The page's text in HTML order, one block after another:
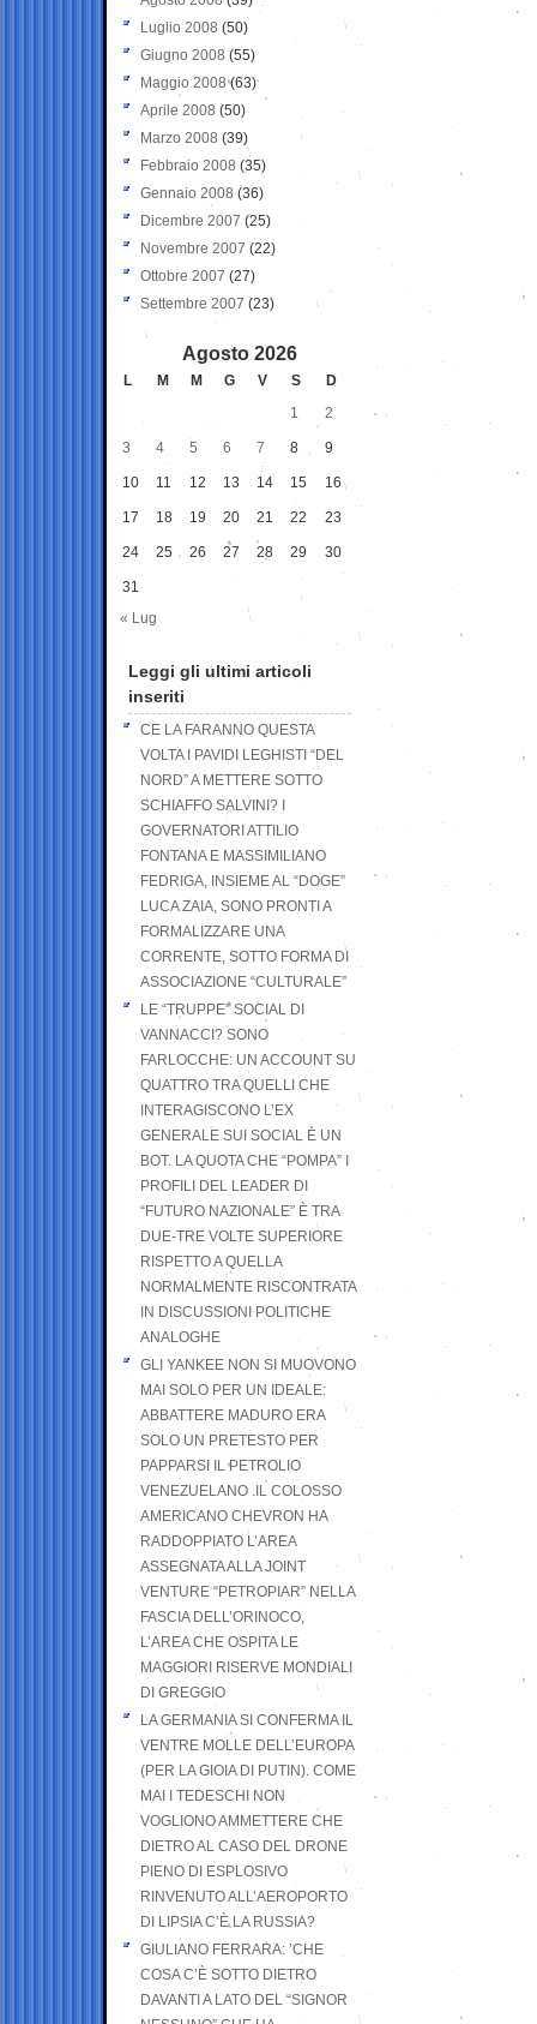
Luglio 2008 (50)
Giugno 2008 (55)
Maggio 2008(63)
Aprile 2008 (50)
Marzo 2008 (39)
Febbraio 2008 (35)
Gennaio 2008 (36)
Dicembre 2007 (25)
Novembre 2007 (22)
Ottobre 2007 (27)
Settembre 2007 (23)
Agosto 2026
L M M G V S
D
1
2
3 4 5 6 7 8 9
10 11 12 13 14 15 16
17 18 19 20 21 22 23
24 25 26 27 28 29 30
31
« Lug
Leggi gli ultimi articoli
inseriti
CE LA FARANNO QUESTA
VOLTA I PAVIDI LEGHISTI “DEL
NORD” A METTERE SOTTO
SCHIAFFO SALVINI? I
GOVERNATORI ATTILIO
FONTANA E MASSIMILIANO
FEDRIGA, INSIEME AL “DOGE”
LUCA ZAIA, SONO PRONTI A
FORMALIZZARE UNA
CORRENTE, SOTTO FORMA DI
ASSOCIAZIONE “CULTURALE”
LE “TRUPPE” SOCIAL DI
VANNACCI? SONO
FARLOCCHE: UN ACCOUNT SU
QUATTRO TRA QUELLI CHE
INTERAGISCONO L’EX
GENERALE SUI SOCIAL È UN
BOT. LA QUOTA CHE “POMPA” I
PROFILI DEL LEADER DI
“FUTURO NAZIONALE” È TRA
DUE-TRE VOLTE SUPERIORE
RISPETTO A QUELLA
NORMALMENTE RISCONTRATA
IN DISCUSSIONI POLITICHE
ANALOGHE
GLI YANKEE NON SI MUOVONO
MAI SOLO PER UN IDEALE:
ABBATTERE MADURO ERA
SOLO UN PRETESTO PER
PAPPARSI IL PETROLIO
VENEZUELANO .IL COLOSSO
AMERICANO CHEVRON HA
RADDOPPIATO L’AREA
ASSEGNATA ALLA JOINT
VENTURE “PETROPIAR” NELLA
FASCIA DELL’ORINOCO,
L’AREA CHE OSPITA LE
MAGGIORI RISERVE MONDIALI
DI GREGGIO
LA GERMANIA SI CONFERMA IL
VENTRE MOLLE DELL’EUROPA
(PER LA GIOIA DI PUTIN). COME
MAI I TEDESCHI NON
VOGLIONO AMMETTERE CHE
DIETRO AL CASO DEL DRONE
PIENO DI ESPLOSIVO
RINVENUTO ALL’AEROPORTO
DI LIPSIA C’È LA RUSSIA?
GIULIANO FERRARA: ’CHE
COSA C’È SOTTO DIETRO
DAVANTI A LATO DEL “SIGNOR